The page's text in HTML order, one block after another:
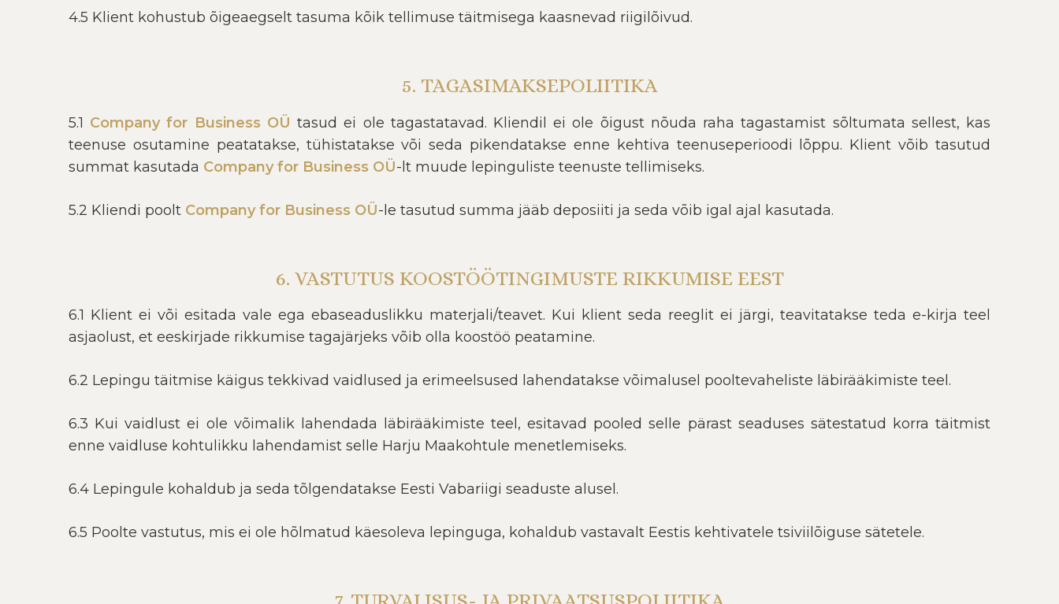
4.5 Klient kohustub õigeaegselt tasuma kõik tellimuse täitmisega kaasnevad riigilõivud.
5. TAGASIMAKSEPOLIITIKA
5.1 Company for Business OÜ tasud ei ole tagastatavad. Kliendil ei ole õigust nõuda raha tagastamist sõltumata sellest, kas
teenuse osutamine peatatakse, tühistatakse või seda pikendatakse enne kehtiva teenuseperioodi lõppu. Klient võib tasutud
summat kasutada Company for Business OÜ-lt muude lepinguliste teenuste tellimiseks.
5.2 Kliendi poolt Company for Business OÜ-le tasutud summa jääb deposiiti ja seda võib igal ajal kasutada.
6. VASTUTUS KOOSTÖÖTINGIMUSTE RIKKUMISE EEST
6.1 Klient ei või esitada vale ega ebaseaduslikku materjali/teavet. Kui klient seda reeglit ei järgi, teavitatakse teda e-kirja teel
asjaolust, et eeskirjade rikkumise tagajärjeks võib olla koostöö peatamine.
6.2 Lepingu täitmise käigus tekkivad vaidlused ja erimeelsused lahendatakse võimalusel pooltevaheliste läbirääkimiste teel.
6.3 Kui vaidlust ei ole võimalik lahendada läbirääkimiste teel, esitavad pooled selle pärast seaduses sätestatud korra täitmist
enne vaidluse kohtulikku lahendamist selle Harju Maakohtule menetlemiseks.
6.4 Lepingule kohaldub ja seda tõlgendatakse Eesti Vabariigi seaduste alusel.
6.5 Poolte vastutus, mis ei ole hõlmatud käesoleva lepinguga, kohaldub vastavalt Eestis kehtivatele tsiviilõiguse sätetele.